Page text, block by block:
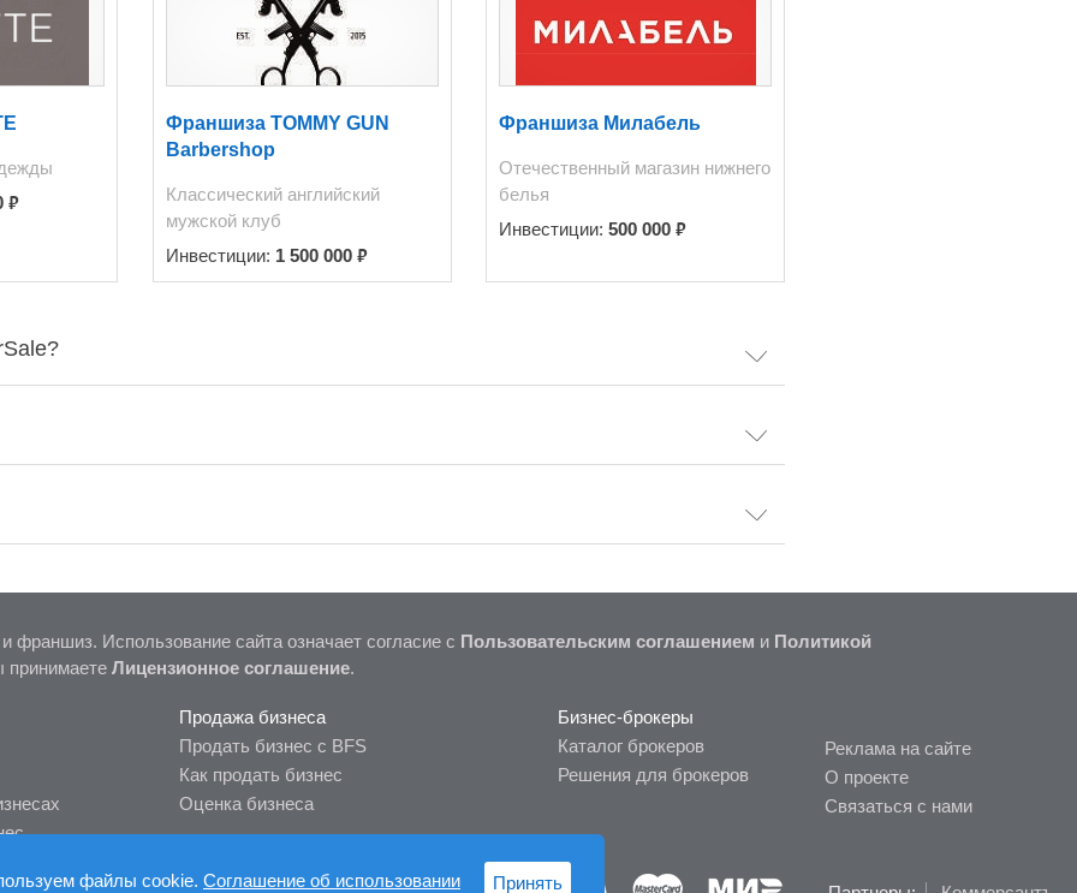
₽
Франшиза TOMMY GUN
Barbershop
Классический английский
мужской клуб
Инвестиции: 1 500 000 ₽
Франшиза Милабель
Отечественный магазин нижнего
белья
Инвестиции:500 000₽
Использование сайта означает согласие с Пользовательским соглашением и Политикой
принимаете Лицензионное соглашение.
Продажа бизнеса
Продать бизнес с BFS
Как продать бизнес
Оценка бизнеса
Бизнес-брокеры
Каталог брокеров
Решения для брокеров
Реклама на сайте
О проекте
Связаться с нами
файлы cookie. Соглашение об использовании Принять